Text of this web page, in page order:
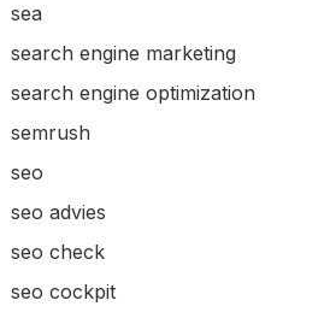
sea
search engine marketing
search engine optimization
semrush
seo
seo advies
seo check
seo cockpit